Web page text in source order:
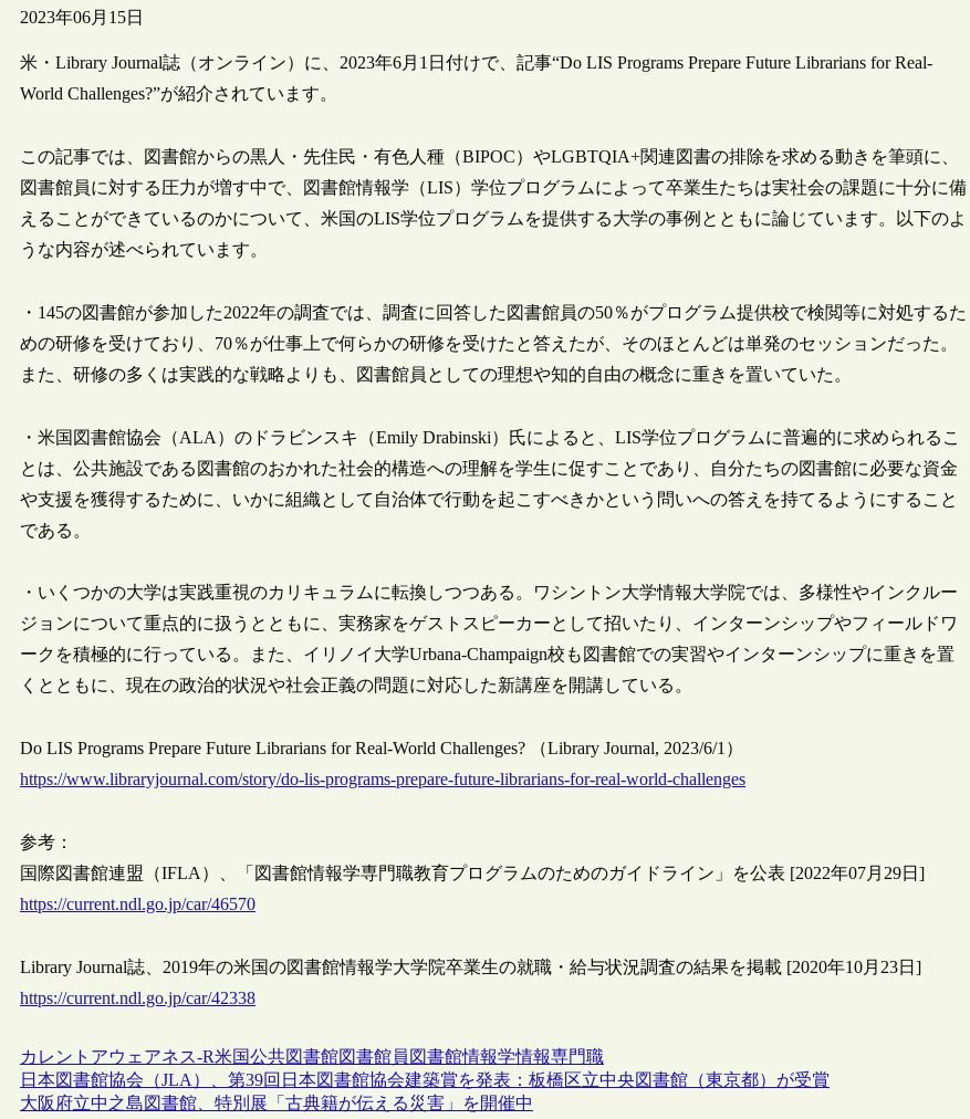
2023年06月15日
米・Library Journal誌（オンライン）に、2023年6月1日付けで、記事“Do LIS Programs Prepare Future Librarians for Real-
World Challenges?”が紹介されています。
この記事では、図書館からの黒人・先住民・有色人種（BIPOC）やLGBTQIA+関連図書の排除を求める動きを筆頭に、
図書館員に対する圧力が増す中で、図書館情報学（LIS）学位プログラムによって卒業生たちは実社会の課題に十分に備
えることができているのかについて、米国のLIS学位プログラムを提供する大学の事例とともに論じています。以下のよ
うな内容が述べられています。
・145の図書館が参加した2022年の調査では、調査に回答した図書館員の50％がプログラム提供校で検閲等に対処するた
めの研修を受けており、70％が仕事上で何らかの研修を受けたと答えたが、そのほとんどは単発のセッションだった。
また、研修の多くは実践的な戦略よりも、図書館員としての理想や知的自由の概念に重きを置いていた。
・米国図書館協会（ALA）のドラビンスキ（Emily Drabinski）氏によると、LIS学位プログラムに普遍的に求められるこ
とは、公共施設である図書館のおかれた社会的構造への理解を学生に促すことであり、自分たちの図書館に必要な資金
や支援を獲得するために、いかに組織として自治体で行動を起こすべきかという問いへの答えを持てるようにすること
である。
・いくつかの大学は実践重視のカリキュラムに転換しつつある。ワシントン大学情報大学院では、多様性やインクルー
ジョンについて重点的に扱うとともに、実務家をゲストスピーカーとして招いたり、インターンシップやフィールドワ
ークを積極的に行っている。また、イリノイ大学Urbana-Champaign校も図書館での実習やインターンシップに重きを置
くとともに、現在の政治的状況や社会正義の問題に対応した新講座を開講している。
Do LIS Programs Prepare Future Librarians for Real-World Challenges? （Library Journal, 2023/6/1）
https://www.libraryjournal.com/story/do-lis-programs-prepare-future-librarians-for-real-world-challenges
参考：
国際図書館連盟（IFLA）、「図書館情報学専門職教育プログラムのためのガイドライン」を公表 [2022年07月29日]
https://current.ndl.go.jp/car/46570
Library Journal誌、2019年の米国の図書館情報学大学院卒業生の就職・給与状況調査の結果を掲載 [2020年10月23日]
https://current.ndl.go.jp/car/42338
カレントアウェアネス-R米国公共図書館図書館員 図書館情報学情報専門職
日本図書館協会（JLA）、第39回日本図書館協会建築賞を発表：板橋区立中央図書館（東京都）が受賞
大阪府立中之島図書館、特別展「古典籍が伝える災害」を開催中